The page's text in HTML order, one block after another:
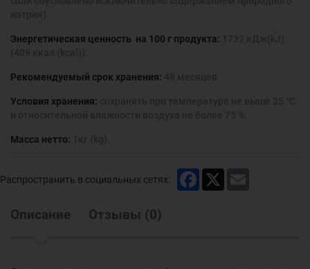
Энергетическая ценность на 100 г продукта:
Рекомендуемый срок хранения:
Условия хранения:
Масса нетто:
Распространить в социальных сетях: Facebook
Описание Отзывы (0)